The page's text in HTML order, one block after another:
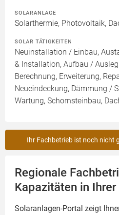
SOLARANLAGE
Solarthermie, Photovoltaik,
SOLAR TÄTIGKEITEN
Neuinstallation / Einbau,
& Installation, Aufbau /
Berechnung, Erweiterung,
Neueindeckung, Dämmung /
Wartung, Schornsteinbau,
Ihr Fachbetrieb ist noch nicht
Regionale
Kapazitäten in
Solaranlagen-Portal zeigt